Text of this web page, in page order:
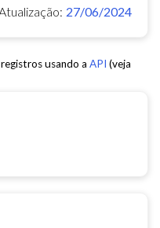
Atualização: 27/06/2024
usando a API (veja